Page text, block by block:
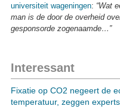
universiteit wageningen: “Wat
man is de door de overheid
gesponsorde zogenaamde…”
Interessant
Fixatie op CO2 negeert de
temperatuur, zeggen experts